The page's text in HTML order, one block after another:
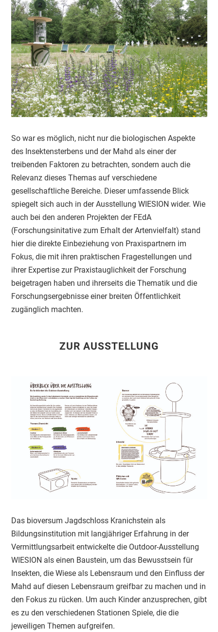
So war es möglich, nicht nur die biologischen Aspekte
des Insektensterbens und der Mahd als einer der
treibenden Faktoren zu betrachten, sondern auch die
Relevanz dieses Themas auf verschiedene
gesellschaftliche Bereiche. Dieser umfassende Blick
spiegelt sich auch in der Ausstellung WIESION wider. Wie
auch bei den anderen Projekten der FEdA
(Forschungsinitative zum Erhalt der Artenvielfalt) stand
hier die direkte Einbeziehung von Praxispartnern im
Fokus, die mit ihren praktischen Fragestellungen und
ihrer Expertise zur Praxistauglichkeit der Forschung
beigetragen haben und ihrerseits die Thematik und die
Forschungsergebnisse einer breiten Öffentlichkeit
zugänglich machten.
ZUR AUSSTELLUNG
Das bioversum Jagdschloss Kranichstein als
Bildungsinstitution mit langjähriger Erfahrung in der
Vermittlungsarbeit entwickelte die Outdoor-Ausstellung
WIESION als einen Baustein, um das Bewusstsein für
Insekten, die Wiese als Lebensraum und den Einfluss der
Mahd auf diesen Lebensraum greifbar zu machen und in
den Fokus zu rücken. Um auch Kinder anzusprechen, gibt
es zu den verschiedenen Stationen Spiele, die die
jeweiligen Themen aufgreifen.